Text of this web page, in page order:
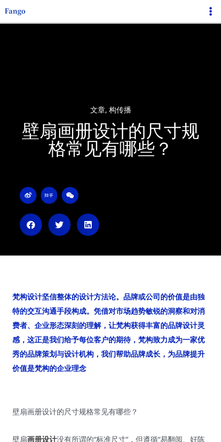
跳
至
文章, 构传播
壁扇画册设计的尺寸规
格常见有哪些？
W
e
i
Z
h
i
u
W
e
i
i
n
梵构设计坚信整体的设计方法论。品牌或公司的价值是由独
特的交互沟通手段构成。凭借对市场趋势敏锐的洞察和对消
费者、企业形态深刻的理解，让梵构获得丰富的品牌设计灵
感，这正是我们给予每位客户的期待，梵构致力成为一家优
秀的品牌策划与设计机构，我们帮助品牌成长，为品牌提升
价值是梵构的企业理念
壁扇画册设计的尺寸规格常见有哪些？
壁扇画册设计没有所谓的“标准尺寸”，但遵循“易翻阅、好陈